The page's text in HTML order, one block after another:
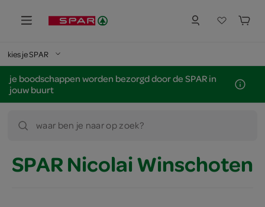
kies je SPAR
je boodschappen worden bezorgd door de SPAR in
jouw buurt
waar ben je naar op zoek?
SPAR Nicolai Winschoten